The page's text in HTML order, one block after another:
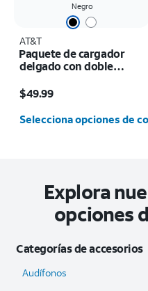
Negro
AT&T
Paquete de cargador
delgado con doble
trenzado de 6 ft
$49.99
Selecciona opciones de
Explora
opciones
Categorías de accesorios
Audífonos